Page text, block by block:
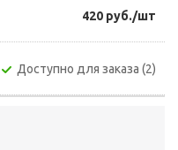
420 руб./шт
Доступно для заказа (2)